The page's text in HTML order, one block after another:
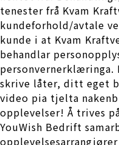
tenester frå Kvam
kundeforhold/avtale
kunde i at Kvam
behandlar
personvernerklæringa.
skrive låter, ditt eget
video pia tjelta
opplevelser! Å trives
YouWish Bedrift